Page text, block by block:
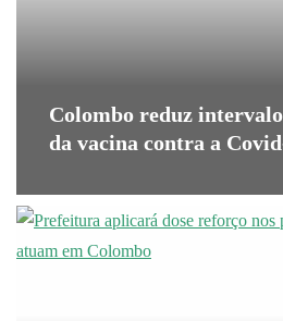
Colombo reduz
da vacina contra a